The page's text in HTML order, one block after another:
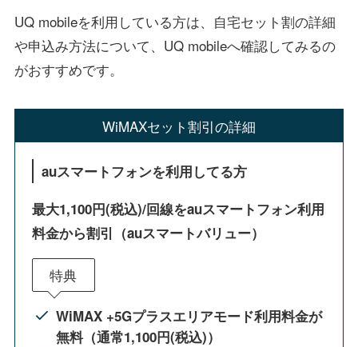
UQ mobileを利用している方は、自宅セット割の詳細
や申込み方法について、UQ mobileへ確認してみるの
がおすすめです。
WiMAXセット割引の詳細
auスマートフォンを利用してる方
最大1,100円(税込)/回線をauスマートフォン利用
料金から割引（auスマートバリュー）
特典
WiMAX +5Gプラスエリアモード利用料金が
無料（通常1,100円(税込)）